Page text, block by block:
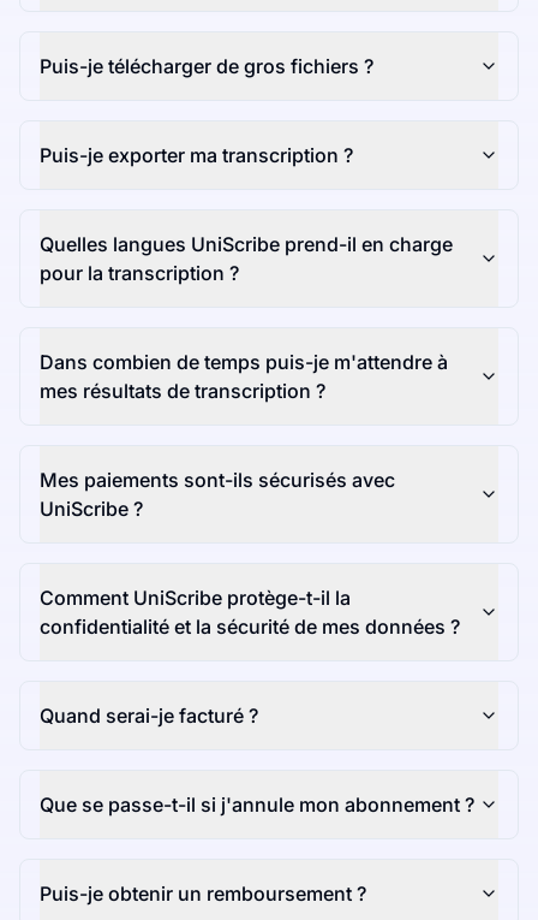
Puis-je télécharger de gros fichiers ?
Puis-je exporter ma transcription ?
Quelles langues UniScribe prend-il en charge
pour la transcription ?
Dans combien de temps puis-je m'attendre à
mes résultats de transcription ?
Mes paiements sont-ils sécurisés avec
UniScribe ?
Comment UniScribe protège-t-il la
confidentialité et la sécurité de mes données ?
Quand serai-je facturé ?
Que se passe-t-il si j'annule mon abonnement ?
Puis-je obtenir un remboursement ?